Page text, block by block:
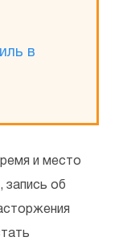
в
и место
запись об